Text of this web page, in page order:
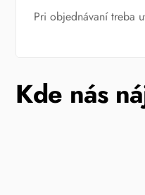
Pri objednávaní treba
Kde nás